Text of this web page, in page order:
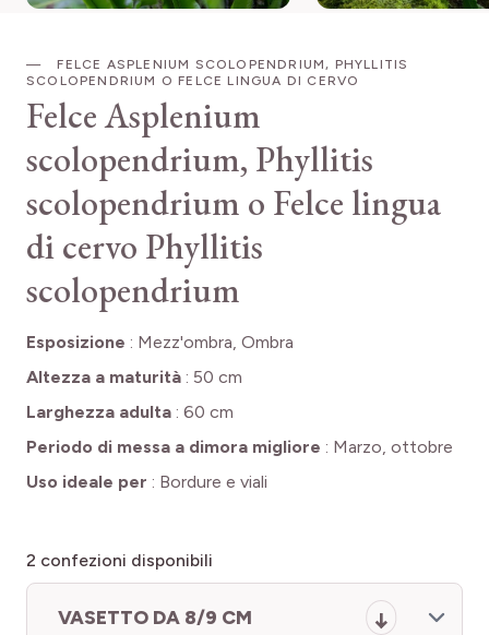
FELCE ASPLENIUM SCOLOPENDRIUM, PHYLLITIS
SCOLOPENDRIUM O FELCE LINGUA DI CERVO
Felce Asplenium
scolopendrium, Phyllitis
scolopendrium o Felce lingua
di cervo Phyllitis
scolopendrium
Esposizione : Mezz'ombra, Ombra
Altezza a maturità : 50 cm
Larghezza adulta : 60 cm
Periodo di messa a dimora migliore : Marzo, ottobre
Uso ideale per : Bordure e viali
2 confezioni disponibili
VASETTO DA 8/9 CM